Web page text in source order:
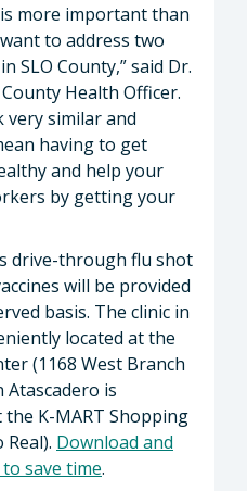
more important than
to address two
SLO County,” said Dr.
Health Officer.
very similar and
having to get
and help your
by getting your
drive-through flu shot
will be provided
basis. The clinic in
located at the
(1168 West Branch
Atascadero is
K-MART Shopping
Real). Download and
save time.